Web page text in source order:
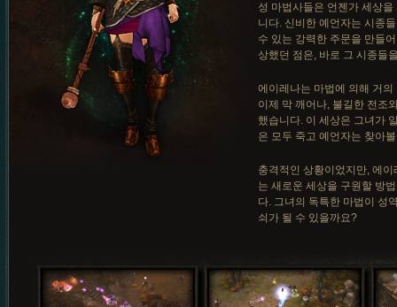
성 마법사들은 언젠가 세상
니다. 신비한 예언자는 시종
수 있는 강력한 주문을 만들
상했던 점은, 바로 그 시종들
에이레나는 마법에 의해 거
이제 막 깨어나, 불길한 전조
했습니다. 이 세상은 그녀가
은 모두 죽고 예언자는 찾아
충격적인 상황이었지만, 에
는 새로운 세상을 구원할 방
다. 그녀의 독특한 마법이 성
쇠가 될 수 있을까요?